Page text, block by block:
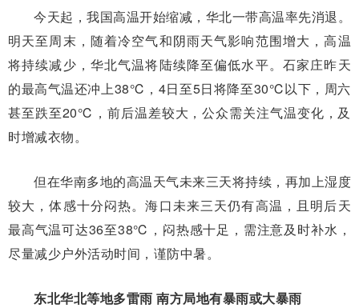
今天起，我国高温开始缩减，华北一带高温率先消退。
明天至周末，随着冷空气和阴雨天气影响范围增大，高温
将持续减少，华北气温将陆续降至偏低水平。石家庄昨天
的最高气温还冲上38℃，4日至5日将降至30℃以下，周六
甚至跌至20℃，前后温差较大，公众需关注气温变化，及
时增减衣物。
但在华南多地的高温天气未来三天将持续，再加上湿度
较大，体感十分闷热。海口未来三天仍有高温，且明后天
最高气温可达36至38℃，闷热感十足，需注意及时补水，
尽量减少户外活动时间，谨防中暑。
东北华北等地多雷雨 南方局地有暴雨或大暴雨